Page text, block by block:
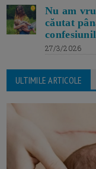
Nu am
căutat
27/3/2026
ULTIMILE ARTICOLE